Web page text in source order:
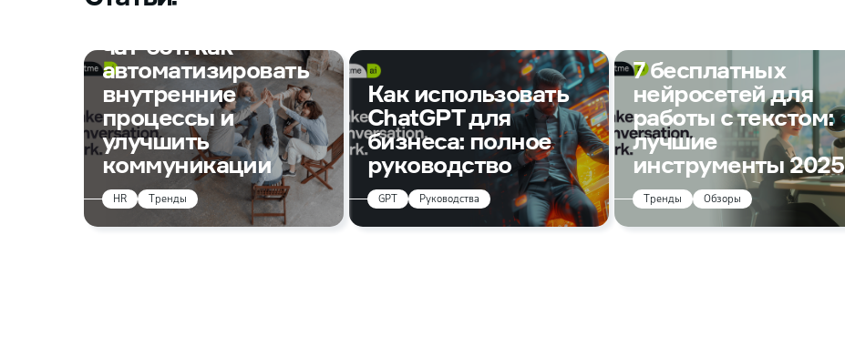
чат-бот: как
автоматизировать
внутренние
процессы и
улучшить
коммуникации
HR Тренды
Как использовать
ChatGPT для
бизнеса: полное
руководство
GPT Руководства
7 бесплатных
нейросетей для
работы с текстом:
лучшие
инструменты 2025
Тренды Обзоры